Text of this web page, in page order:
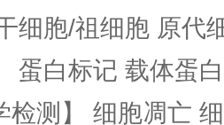
细胞/祖细胞 原代
蛋白标记 载体蛋
检测】 细胞凋亡